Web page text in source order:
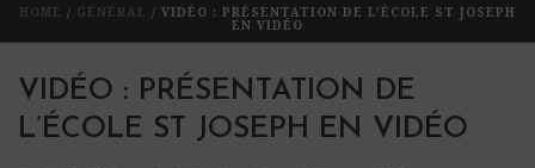
HOME / GÉNÉRAL
/ VIDÉO : PRÉSENTATION DE L’ÉCOLE ST JOSEPH
EN VIDÉO
VIDÉO : PRÉSENTATION DE
L’ÉCOLE ST JOSEPH EN VIDÉO